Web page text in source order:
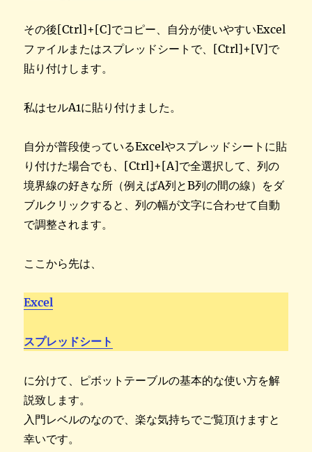
その後[Ctrl]+[C]でコピー、自分が使いやすいExcel
ファイルまたはスプレッドシートで、[Ctrl]+[V]で
貼り付けします。
私はセルA1に貼り付けました。
自分が普段使っているExcelやスプレッドシートに貼
り付けた場合でも、[Ctrl]+[A]で全選択して、列の
境界線の好きな所（例えばA列とB列の間の線）をダ
ブルクリックすると、列の幅が文字に合わせて自動
で調整されます。
ここから先は、
Excel
スプレッドシート
に分けて、ピボットテーブルの基本的な使い方を解
説致します。
入門レベルのなので、楽な気持ちでご覧頂けますと
幸いです。